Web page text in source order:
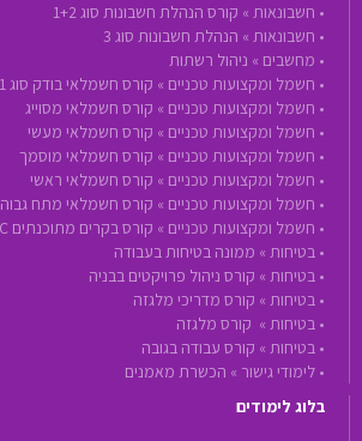
• חשבונאות » קורס הנהלת חשבונות סוג 1+2
• חשבונאות » הנהלת חשבונות סוג 3
• מחשבים » ניהול רשתות
• חשמל ומקצועות טכניים » קורס חשמלאי בודק סוג 1 ו-2
• חשמל ומקצועות טכניים » קורס חשמלאי מסוייג
• חשמל ומקצועות טכניים » קורס חשמלאי מעשי
• חשמל ומקצועות טכניים » קורס חשמלאי מוסמך
• חשמל ומקצועות טכניים » קורס חשמלאי ראשי
• חשמל ומקצועות טכניים » קורס חשמלאי מתח גבוה
• חשמל ומקצועות טכניים » קורס בקרים מתוכנתים PLC
• בטיחות » ממונה בטיחות בעבודה
• בטיחות » קורס ניהול פרויקטים בבניה
• בטיחות » קורס מדריכי מלגזה
• בטיחות » קורס מלגזה
• בטיחות » קורס עבודה בגובה
• לימודי גישור » הכשרת מאמנים
בלוג לימודים